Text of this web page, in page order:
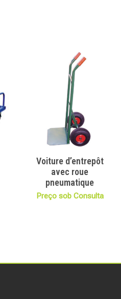
Voiture d’entrepôt
avec roue
pneumatique
Preço sob Consulta